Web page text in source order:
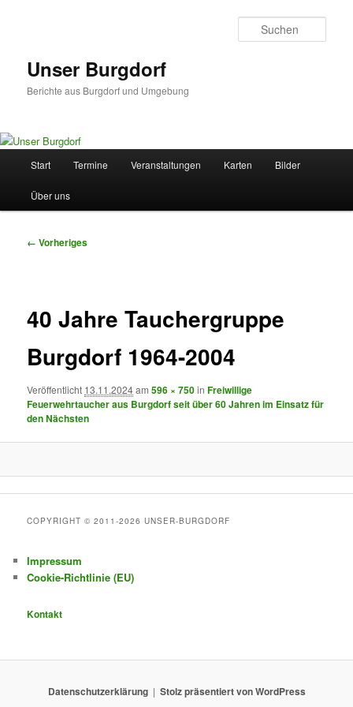
Unser Burgdorf
Berichte aus Burgdorf und Umgebung
Start Termine Veranstaltungen Karten Bilder
Über uns
Bilder-
← Vorheriges
40 Jahre Tauchergruppe
Burgdorf 1964-2004
Veröffentlicht 13.11.2024am596 × 750inFreiwillige
Feuerwehrtaucher aus Burgdorf seit über 60 Jahren im Einsatz für
den Nächsten
COPYRIGHT © 2011-2026 UNSER-BURGDORF
Impressum
Cookie-Richtlinie (EU)
Kontakt
Datenschutzerklärung Stolz präsentiert von WordPress